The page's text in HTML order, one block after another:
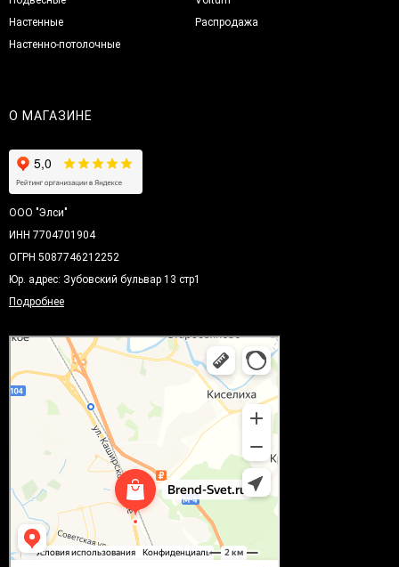
Настенные
Настенно-потолочные
Распродажа
О МАГАЗИНЕ
ООО "Элси"
ИНН 7704701904
ОГРН 5087746212252
Юр. адрес: Зубовский бульвар 13 стр1
Подробнее